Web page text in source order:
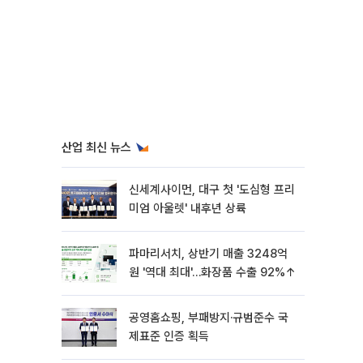
산업 최신 뉴스
신세계사이먼, 대구 첫 '도심형 프리
미엄 아울렛' 내후년 상륙
파마리서치, 상반기 매출 3248억
원 '역대 최대'…화장품 수출 92%↑
공영홈쇼핑, 부패방지·규범준수 국
제표준 인증 획득